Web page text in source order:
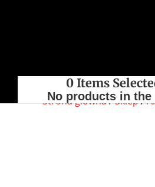
0 Items
No products in the
Strona główna/Sklep/